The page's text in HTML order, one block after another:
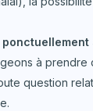
à prendre
question